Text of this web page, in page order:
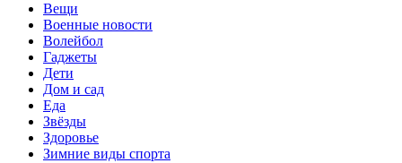
Вещи
Военные новости
Волейбол
Гаджеты
Дети
Дом и сад
Еда
Звёзды
Здоровье
Зимние виды спорта